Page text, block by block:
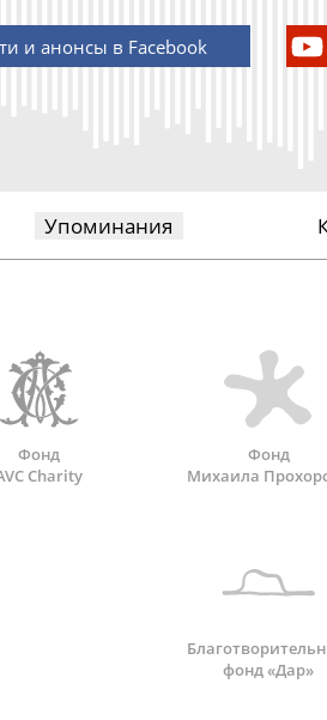
и анонсы в Facebook
Упоминания
Фонд
Charity
Фонд
Михаила
фонд «Дар»